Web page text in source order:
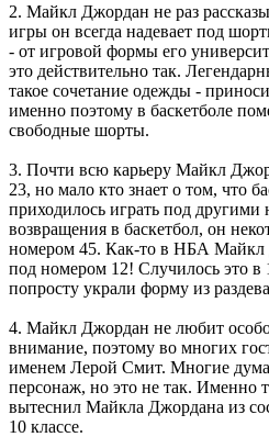
2. Майкл Джордан не раз
игры он всегда надевает под
- от игровой формы его
это действительно так.
такое сочетание одежды -
именно поэтому в баскетболе
свободные шорты.
3. Почти всю карьеру Майкл
23, но мало кто знает о том, что
приходилось играть под
возвращения в баскетбол, он
номером 45. Как-то в НБА Майкл
под номером 12! Случилось это в
попросту украли форму из
4. Майкл Джордан не любит особо
внимание, поэтому во многих
именем Лерой Смит. Многие
персонаж, но это не так. Именно
вытеснил Майкла Джордана из
10 классе.